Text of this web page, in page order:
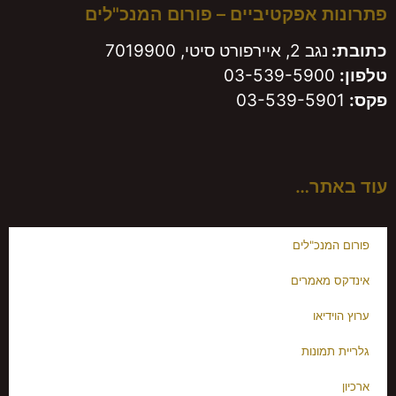
אפקטיביים – פורום המנכ"לים
נגב 2, איירפורט סיטי, 7019900
03-539-
מאמרים